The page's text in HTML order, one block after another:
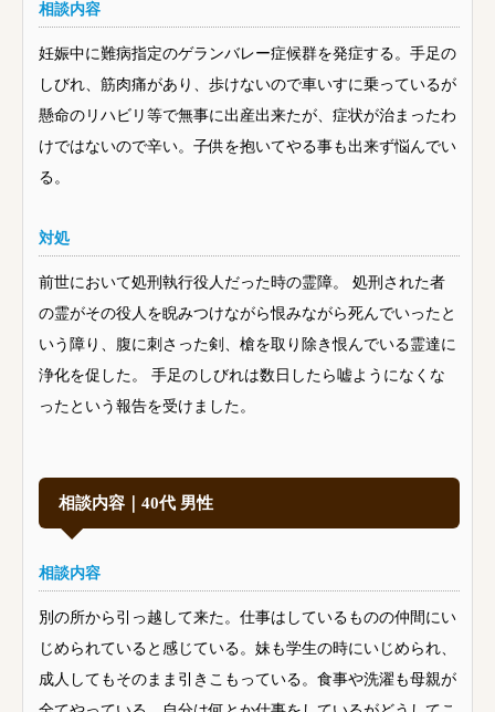
相談内容
妊娠中に難病指定のゲランバレー症候群を発症する。手足の
しびれ、筋肉痛があり、歩けないので車いすに乗っているが
懸命のリハビリ等で無事に出産出来たが、症状が治まったわ
けではないので辛い。子供を抱いてやる事も出来ず悩んでい
る。
対処
前世において処刑執行役人だった時の霊障。 処刑された者
の霊がその役人を睨みつけながら恨みながら死んでいったと
いう障り、腹に刺さった剣、槍を取り除き恨んでいる霊達に
浄化を促した。 手足のしびれは数日したら嘘ようになくな
ったという報告を受けました。
相談内容｜40代 男性
相談内容
別の所から引っ越して来た。仕事はしているものの仲間にい
じめられていると感じている。妹も学生の時にいじめられ、
成人してもそのまま引きこもっている。食事や洗濯も母親が